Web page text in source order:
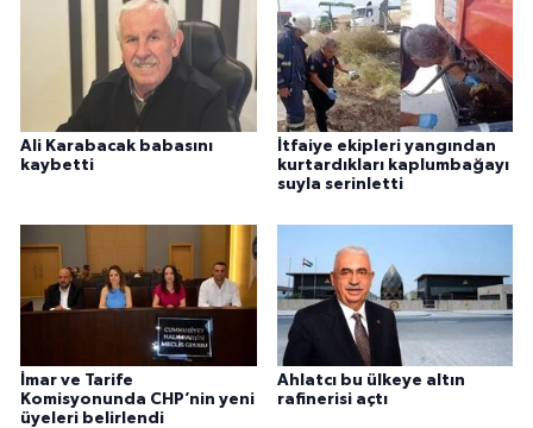
Ali Karabacak babasını
kaybetti
İtfaiye ekipleri yangından
kurtardıkları kaplumbağayı
suyla serinletti
İmar ve Tarife
Komisyonunda CHP’nin yeni
üyeleri belirlendi
Ahlatcı bu ülkeye altın
rafinerisi açtı